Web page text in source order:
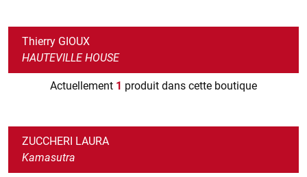
Thierry GIOUX
HAUTEVILLE HOUSE
Actuellement 1 produit dans cette boutique
ZUCCHERI LAURA
Kamasutra